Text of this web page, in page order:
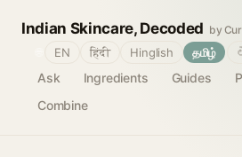
Indian Skincare, Decoded by
Ask Ingredients Guides
Combine
EN हिंदी Hinglish தமிழ்